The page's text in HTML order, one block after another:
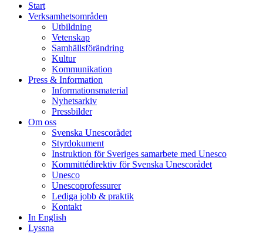
Start
Verksamhetsområden
Utbildning
Vetenskap
Samhällsförändring
Kultur
Kommunikation
Press & Information
Informationsmaterial
Nyhetsarkiv
Pressbilder
Om oss
Svenska Unescorådet
Styrdokument
Instruktion för Sveriges samarbete med Unesco
Kommittédirektiv för Svenska Unescorådet
Unesco
Unescoprofessurer
Lediga jobb & praktik
Kontakt
In English
Lyssna